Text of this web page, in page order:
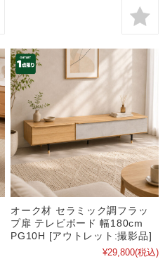
オーク材 セラミック調フラッ
プ扉 テレビボード 幅180cm
PG10H [アウトレット:撮影品]
¥29,800(税込)